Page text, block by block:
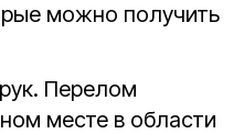
можно получить
Перелом
месте в области